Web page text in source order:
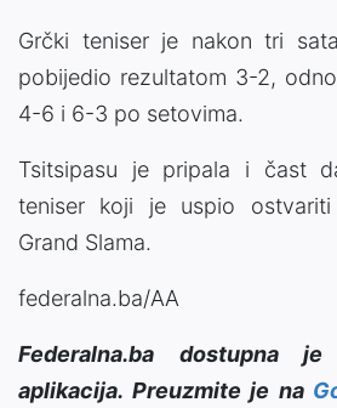
Grčki teniser je nakon tri
pobijedio rezultatom 3-2,
4-6 i 6-3 po setovima.
Tsitsipasu je pripala i čast
teniser koji je uspio
Grand Slama.
federalna.ba/AA
Federalna.ba dostupna
aplikacija. Preuzmite je na